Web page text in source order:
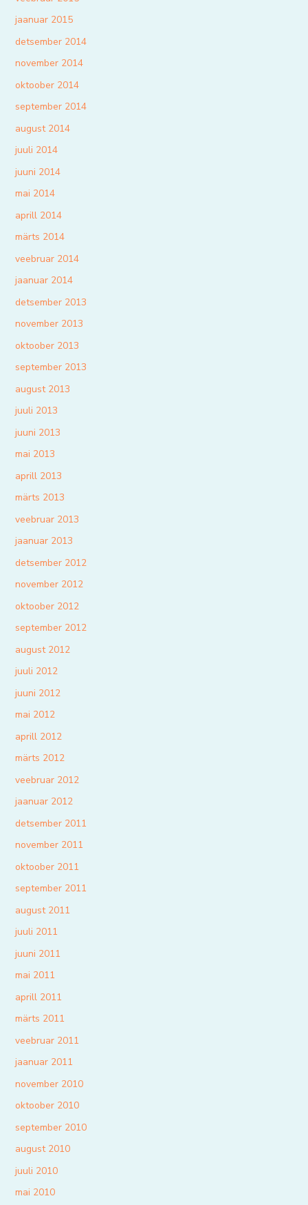
jaanuar 2015
detsember 2014
november 2014
oktoober 2014
september 2014
august 2014
juuli 2014
juuni 2014
mai 2014
aprill 2014
märts 2014
veebruar 2014
jaanuar 2014
detsember 2013
november 2013
oktoober 2013
september 2013
august 2013
juuli 2013
juuni 2013
mai 2013
aprill 2013
märts 2013
veebruar 2013
jaanuar 2013
detsember 2012
november 2012
oktoober 2012
september 2012
august 2012
juuli 2012
juuni 2012
mai 2012
aprill 2012
märts 2012
veebruar 2012
jaanuar 2012
detsember 2011
november 2011
oktoober 2011
september 2011
august 2011
juuli 2011
juuni 2011
mai 2011
aprill 2011
märts 2011
veebruar 2011
jaanuar 2011
november 2010
oktoober 2010
september 2010
august 2010
juuli 2010
mai 2010